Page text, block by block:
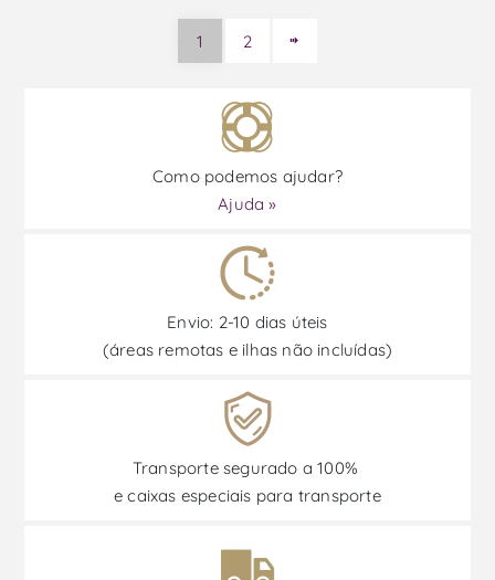
1 2
Como podemos ajudar?
Ajuda »
Envio: 2-10 dias úteis
(áreas remotas e ilhas não incluídas)
Transporte segurado a 100%
e caixas especiais para transporte